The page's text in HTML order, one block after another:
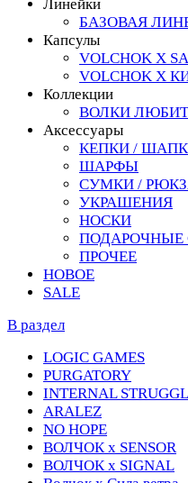
Линейки
БАЗОВАЯ
Капсулы
VOLCHOK X
VOLCHOK X
Коллекции
ВОЛКИ
Аксессуары
КЕПКИ /
ШАРФЫ
СУМКИ /
УКРАШЕНИЯ
НОСКИ
ПОДАРОЧНЫЕ
ПРОЧЕЕ
НОВОЕ
SALE
В раздел
LOGIC GAMES
PURGATORY
INTERNAL
ARALEZ
NO HOPE
ВОЛЧОК х SENSOR
ВОЛЧОК х SIGNAL